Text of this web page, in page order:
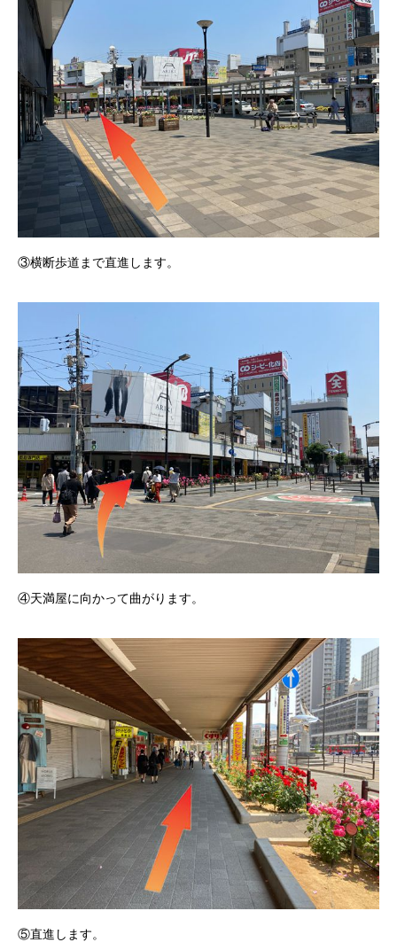
③横断歩道まで直進します。
④天満屋に向かって曲がります。
⑤直進します。